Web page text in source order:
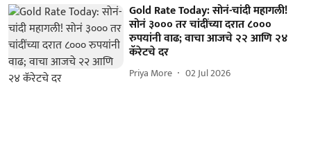
Gold Rate Today: सोनं-चांदी महागली!
सोनं ३००० तर चांदींच्या दरात ८०००
रुपयांनी वाढ; वाचा आजचे २२ आणि २४
कॅरेटचे दर
Priya More 02 Jul 2026